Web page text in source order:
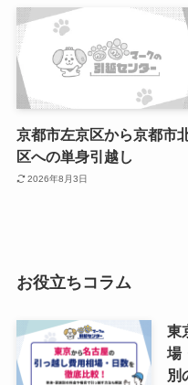
京都市左京区から京都市
区への単身引越し
2026年8月3日
お役立ちコラム
東
場
別